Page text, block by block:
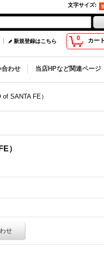
文字サイズ:
0 カー
新規登録はこちら
合わせ 当店HPなど関連ページ
SANTA FE）
）
せ